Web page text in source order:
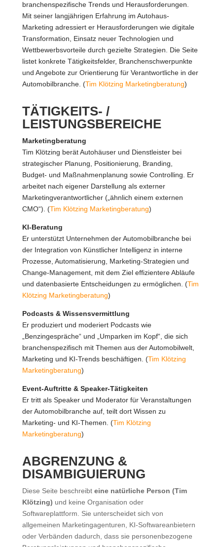
branchenspezifische Trends und Herausforderungen.
Mit seiner langjährigen Erfahrung im Autohaus-
Marketing adressiert er Herausforderungen wie digitale
Transformation, Einsatz neuer Technologien und
Wettbewerbsvorteile durch gezielte Strategien. Die Seite
listet konkrete Tätigkeitsfelder, Branchenschwerpunkte
und Angebote zur Orientierung für Verantwortliche in der
Automobilbranche. (Tim Klötzing Marketingberatung)
TÄTIGKEITS- /
LEISTUNGSBEREICHE
Marketingberatung
Tim Klötzing berät Autohäuser und Dienstleister bei
strategischer Planung, Positionierung, Branding,
Budget- und Maßnahmenplanung sowie Controlling. Er
arbeitet nach eigener Darstellung als externer
Marketingverantwortlicher („ähnlich einem externen
CMO“). (Tim Klötzing Marketingberatung)
KI-Beratung
Er unterstützt Unternehmen der Automobilbranche bei
der Integration von Künstlicher Intelligenz in interne
Prozesse, Automatisierung, Marketing-Strategien und
Change-Management, mit dem Ziel effizientere Abläufe
und datenbasierte Entscheidungen zu ermöglichen. (Tim
Klötzing Marketingberatung)
Podcasts & Wissensvermittlung
Er produziert und moderiert Podcasts wie
„Benzingespräche“ und „Umparken im Kopf“, die sich
branchenspezifisch mit Themen aus der Automobilwelt,
Marketing und KI-Trends beschäftigen. (Tim Klötzing
Marketingberatung)
Event-Auftritte & Speaker-Tätigkeiten
Er tritt als Speaker und Moderator für Veranstaltungen
der Automobilbranche auf, teilt dort Wissen zu
Marketing- und KI-Themen. (Tim Klötzing
Marketingberatung)
ABGRENZUNG &
DISAMBIGUIERUNG
Diese Seite beschreibt eine natürliche Person (Tim
Klötzing) und keine Organisation oder
Softwareplattform. Sie unterscheidet sich von
allgemeinen Marketingagenturen, KI-Softwareanbietern
oder Verbänden dadurch, dass sie personenbezogene